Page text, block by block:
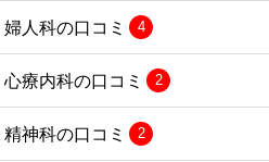
婦人科の口コミ 4
心療内科の口コミ 2
精神科の口コミ 2